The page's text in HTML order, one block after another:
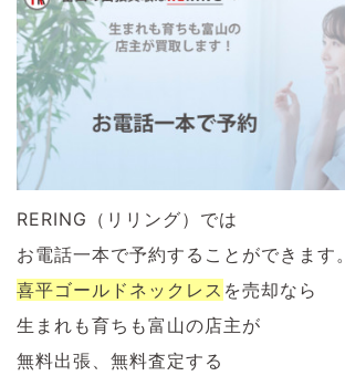
RERING（リリング）では
お電話一本で予約することができます。
喜平ゴールドネックレス を売却なら
生まれも育ちも富山の店主が
無料出張、無料査定する